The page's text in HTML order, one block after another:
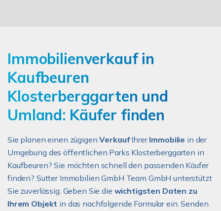
Immobilienverkauf in
Kaufbeuren
Klosterberggarten und
Umland: Käufer finden
Sie planen einen zügigenVerkaufIhrerImmobilie in der
Umgebung des öffentlichen Parks Klosterberggarten in
Kaufbeuren? Sie möchten schnell den passenden Käufer
finden? Sutter Immobilien GmbH Team GmbH unterstützt
Sie zuverlässig. Geben Sie die wichtigsten Daten zu
Ihrem Objekt in das nachfolgende Formular ein. Senden